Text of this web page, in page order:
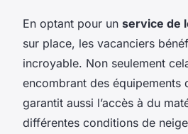
En optant pour un service de
sur place, les vacanciers
incroyable. Non seulement
encombrant des équipements
garantit aussi l’accès à du
différentes conditions de